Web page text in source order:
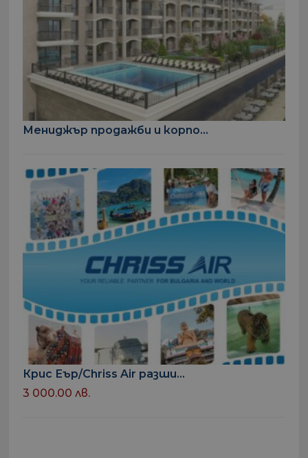
Мениджър продажби и корпо...
Крис Еър/Chriss Air разши...
3 000.00 лв.